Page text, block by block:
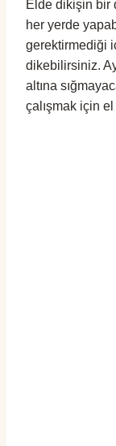
Elde dikişin bir
her yerde
gerektirmediği
dikebilirsiniz.
altına
çalışmak için